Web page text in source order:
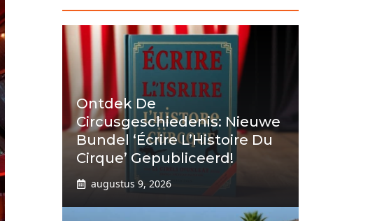
Ontdek De
Circusgeschiedenis: Nieuwe
Bundel ‘Écrire L’Histoire Du
Cirque’ Gepubliceerd!
augustus 9, 2026